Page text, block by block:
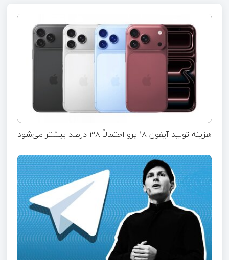
هزینه تولید آیفون ۱۸ پرو احتمالاً ۳۸ درصد بیشتر می‌شود